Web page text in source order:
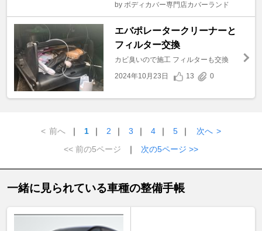
by ボディカバー専門店カバーランド
エバポレータークリーナーと
フィルター交換
カビ臭いので施工 フィルターも交換
2024年10月23日
13 0
< 前へ ｜ 1 ｜ 2 ｜ 3 ｜ 4 ｜ 5 ｜ 次へ >
<< 前の5ページ
｜ 次の5ページ >>
一緒に見られている車種の整備手帳